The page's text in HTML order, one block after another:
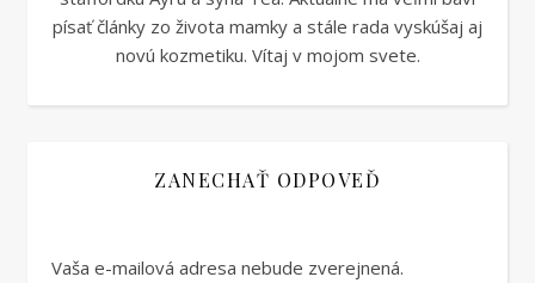
písať články zo života mamky a stále rada vyskúšaj aj
novú kozmetiku. Vítaj v mojom svete.
ZANECHAŤ ODPOVEĎ
Vaša e-mailová adresa nebude zverejnená.